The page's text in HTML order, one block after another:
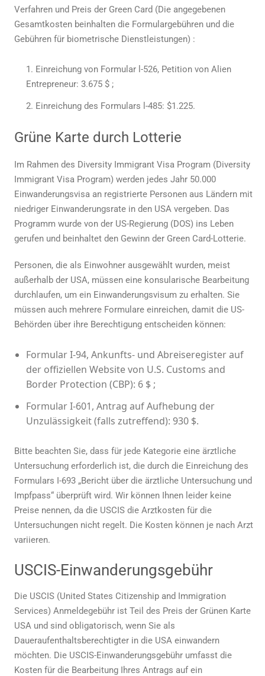
Verfahren und Preis der Green Card (Die angegebenen
Gesamtkosten beinhalten die Formulargebühren und die
Gebühren für biometrische Dienstleistungen) :
Einreichung von Formular l-526, Petition von Alien
Entrepreneur: 3.675 $ ;
Einreichung des Formulars l-485: $1.225.
Grüne Karte durch Lotterie
Im Rahmen des Diversity Immigrant Visa Program (Diversity
Immigrant Visa Program) werden jedes Jahr 50.000
Einwanderungsvisa an registrierte Personen aus Ländern mit
niedriger Einwanderungsrate in den USA vergeben. Das
Programm wurde von der US-Regierung (DOS) ins Leben
gerufen und beinhaltet den Gewinn der Green Card-Lotterie.
Personen, die als Einwohner ausgewählt wurden, meist
außerhalb der USA, müssen eine konsularische Bearbeitung
durchlaufen, um ein Einwanderungsvisum zu erhalten. Sie
müssen auch mehrere Formulare einreichen, damit die US-
Behörden über ihre Berechtigung entscheiden können:
Formular I-94, Ankunfts- und Abreiseregister auf
der offiziellen Website von U.S. Customs and
Border Protection (CBP): 6 $ ;
Formular I-601, Antrag auf Aufhebung der
Unzulässigkeit (falls zutreffend): 930 $.
Bitte beachten Sie, dass für jede Kategorie eine ärztliche
Untersuchung erforderlich ist, die durch die Einreichung des
Formulars I-693 „Bericht über die ärztliche Untersuchung und
Impfpass“ überprüft wird. Wir können Ihnen leider keine
Preise nennen, da die USCIS die Arztkosten für die
Untersuchungen nicht regelt. Die Kosten können je nach Arzt
variieren.
USCIS-Einwanderungsgebühr
Die USCIS (United States Citizenship and Immigration
Services) Anmeldegebühr ist Teil des Preis der Grünen Karte
USA und sind obligatorisch, wenn Sie als
Daueraufenthaltsberechtigter in die USA einwandern
möchten. Die USCIS-Einwanderungsgebühr umfasst die
Kosten für die Bearbeitung Ihres Antrags auf ein